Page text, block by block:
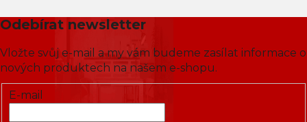
Odebírat newsletter
Vložte svůj e-mail a my vám budeme zasílat informace o
nových produktech na našem e-shopu.
E-mail